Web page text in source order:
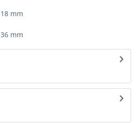
18 mm
36 mm